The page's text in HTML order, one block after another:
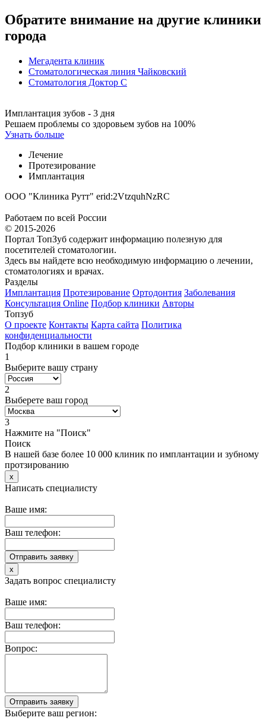
Обратите внимание на другие клиники
города
Мегадента клиник
Стоматологическая линия Чайковский
Стоматология Доктор С
Имплантация зубов - 3 дня
Решаем проблемы со здоровьем зубов на 100%
Узнать больше
Лечение
Протезирование
Имплантация
ООО "Клиника Рутт" erid:2VtzquhNzRC
Работаем по всей России
© 2015-2026
Портал ТопЗуб содержит информацию полезную для
посетителей стоматологии.
Здесь вы найдете всю необходимую информацию о лечении,
стоматологиях и врачах.
Разделы
Имплантация Протезирование Ортодонтия Заболевания
Консультация Online Подбор клиники Авторы
Топзуб
О проекте Контакты Карта сайта Политика
конфиденциальности
Подбор клиники в вашем городе
1
Выберите вашу страну
2
Выберете ваш город
3
Нажмите на "Поиск"
Поиск
В нашей базе более 10 000 клиник по имплантации и зубному
протзированию
x
Написать специалисту
Ваше имя:
Ваш телефон:
x
Задать вопрос специалисту
Ваше имя:
Ваш телефон:
Вопрос:
Выберите ваш регион: